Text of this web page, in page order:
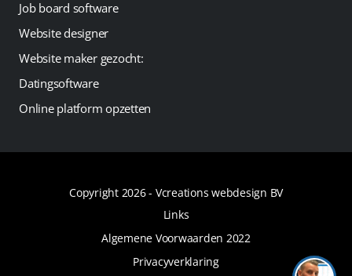
Job board software
Website designer
Website maker gezocht:
Datingsoftware
Online platform opzetten
Copyright 2026 - Vcreations webdesign BV
Links
Algemene Voorwaarden 2022
Privacyverklaring